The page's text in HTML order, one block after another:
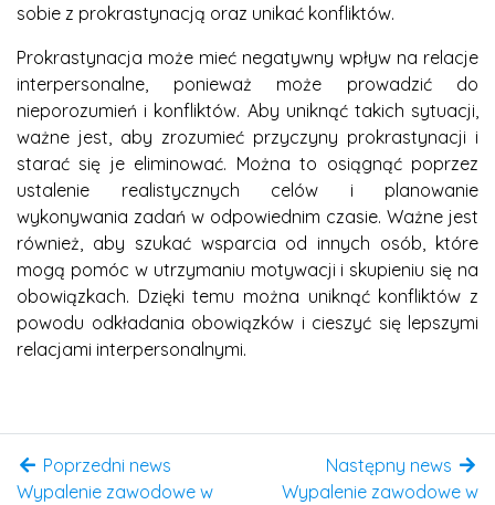
sobie z prokrastynacją oraz unikać konfliktów.
Prokrastynacja może mieć negatywny wpływ na relacje
interpersonalne, ponieważ może prowadzić do
nieporozumień i konfliktów. Aby uniknąć takich sytuacji,
ważne jest, aby zrozumieć przyczyny prokrastynacji i
starać się je eliminować. Można to osiągnąć poprzez
ustalenie realistycznych celów i planowanie
wykonywania zadań w odpowiednim czasie. Ważne jest
również, aby szukać wsparcia od innych osób, które
mogą pomóc w utrzymaniu motywacji i skupieniu się na
obowiązkach. Dzięki temu można uniknąć konfliktów z
powodu odkładania obowiązków i cieszyć się lepszymi
relacjami interpersonalnymi.
Poprzedni news
Wypalenie zawodowe w
Następny news
Wypalenie zawodowe w